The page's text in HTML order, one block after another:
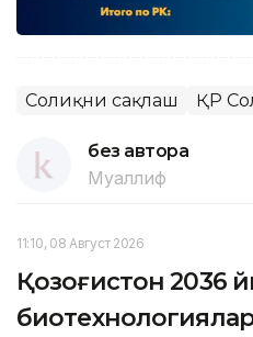
Соғлиқни сақлаш ҚР
без автора
Муаллиф
11:10, 08 Август 2026
Қозоғистон 2036